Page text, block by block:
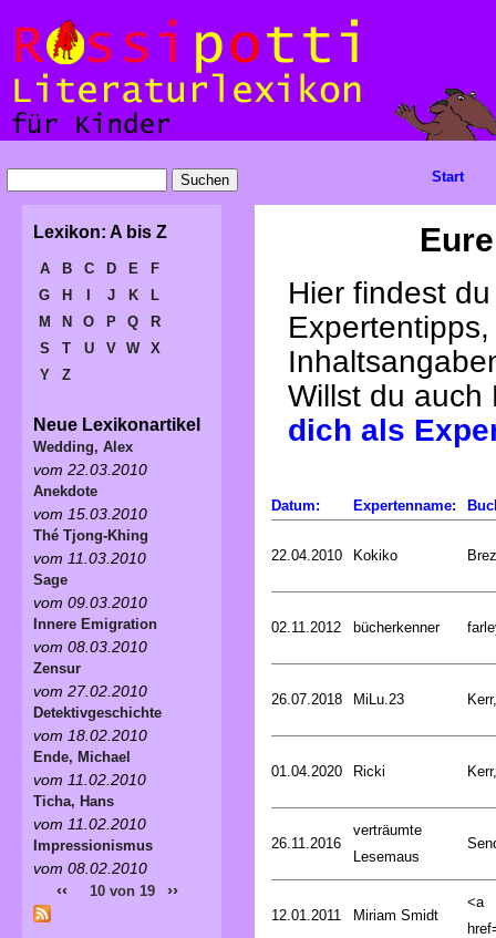
Hier findest
Willst du
dich als
Datum: Expertenname:
22.04.2010 Kokiko
02.11.2012 bücherkenner
26.07.2018 MiLu.23
01.04.2020 Ricki
26.11.2016
verträumte
Lesemaus
12.01.2011 Miriam Smidt
<a
Start
Lexikon: A bis Z
A B C D E
F
G
H J K
L
M
N O P Q
R
S
T U V W
X
Y
Z
Neue Lexikonartikel
Wedding, Alex
vom 22.03.2010
Anekdote
vom 15.03.2010
Thé Tjong-Khing
vom 11.03.2010
Sage
vom 09.03.2010
Innere Emigration
vom 08.03.2010
Zensur
vom 27.02.2010
Detektivgeschichte
vom 18.02.2010
Ende, Michael
vom 11.02.2010
Ticha, Hans
vom 11.02.2010
Impressionismus
vom 08.02.2010
‹‹ 10 von 19 ››